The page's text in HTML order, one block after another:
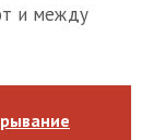
и между